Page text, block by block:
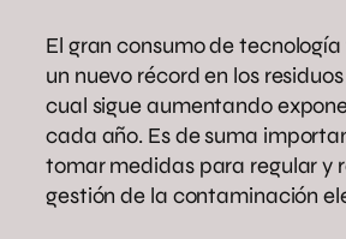
El gran consumo de
un nuevo récord en los
cual sigue aumentando
cada año. Es de suma
tomar medidas para regular y
gestión de la contaminación